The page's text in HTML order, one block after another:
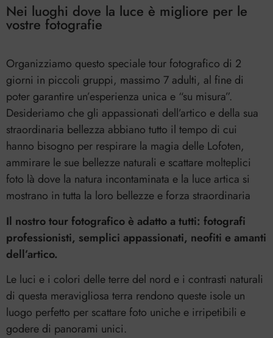
Nei luoghi dove la luce è migliore per le
vostre fotografie
Organizziamo questo speciale tour fotografico di 2
giorni in piccoli gruppi, massimo 7 adulti, al fine di
poter garantire un’esperienza unica e “su misura”.
Desideriamo che gli appassionati dell’artico e della sua
straordinaria bellezza abbiano tutto il tempo di cui
hanno bisogno per respirare la magia delle Lofoten,
ammirare le sue bellezze naturali e scattare molteplici
foto là dove la natura incontaminata e la luce artica si
mostrano in tutta la loro bellezze e forza straordinaria
Il nostro tour fotografico è adatto a tutti: fotografi
professionisti, semplici appassionati, neofiti e amanti
dell’artico.
Le luci e i colori delle terre del nord e i contrasti naturali
di questa meravigliosa terra rendono queste isole un
luogo perfetto per scattare foto uniche e irripetibili e
godere di panorami unici.